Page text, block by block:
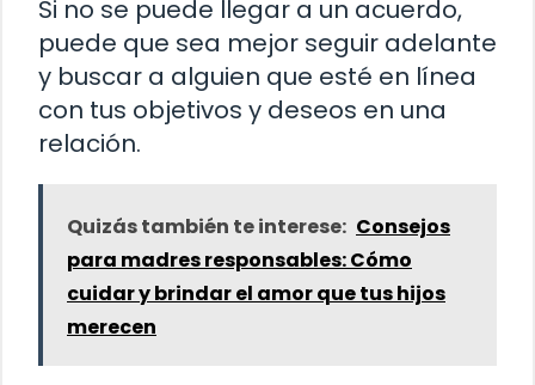
Si no se puede llegar a un acuerdo,
puede que sea mejor seguir adelante
y buscar a alguien que esté en línea
con tus objetivos y deseos en una
relación.
Quizás también te interese: Consejos
para madres responsables: Cómo
cuidar y brindar el amor que tus hijos
merecen